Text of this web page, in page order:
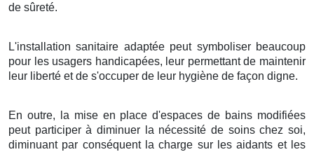
de sûreté.
L'installation sanitaire adaptée peut symboliser beaucoup
pour les usagers handicapées, leur permettant de maintenir
leur liberté et de s'occuper de leur hygiène de façon digne.
En outre, la mise en place d'espaces de bains modifiées
peut participer à diminuer la nécessité de soins chez soi,
diminuant par conséquent la charge sur les aidants et les